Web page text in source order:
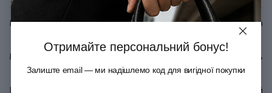
Країна походження Швейцарія
Матеріал Армований текстиль
Колір Білий
Отримайте персональний бонус!
Залиште email — ми надішлемо код для вигідної покупки